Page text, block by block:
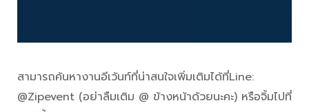
สามารถค้นหางานอีเว้นท์ที่น่าสนใจเพิ่มเติมได้ที่Line:
@Zipevent (อย่าลืมเติม @ ข้างหน้าด้วยนะคะ) หรือจิ้มไปที่